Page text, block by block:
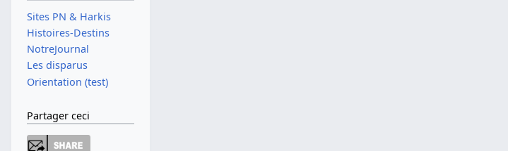
Sites PN & Harkis
Histoires-Destins
NotreJournal
Les disparus
Orientation (test)
Partager ceci